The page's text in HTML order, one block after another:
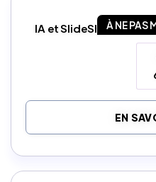
À NE PAS
IA et SlideShare :
EN